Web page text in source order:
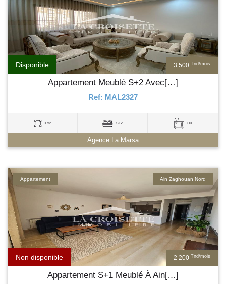
3 500 Tnd/mois
Disponible
Appartement Meublé S+2 Avec[…]
Ref: MAL2327
0 m² S+2 Oui
Agence La Marsa
2 200 Tnd/mois
Non disponible
Ain Zaghouan Nord
Appartement
Appartement S+1 Meublé À Ain[…]